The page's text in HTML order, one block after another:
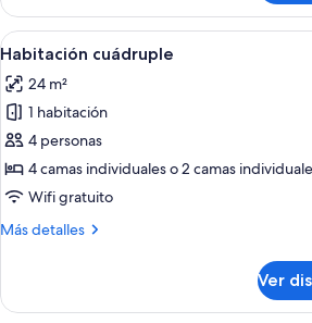
triple,
vista
al
Ver
todas
las
fotos
de
Habitación
cuádruple
Ropa de
6
Habitación cuádruple
24 m²
1 habitación
4 personas
4 camas individuales o 2 camas
Wifi gratuito
Más detalles
Más
cuádruple
Ver